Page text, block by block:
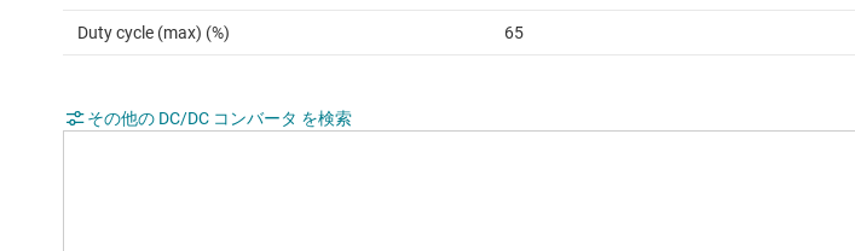
Duty cycle (max) (%) 65
その他の DC/DC コンバータ を検索